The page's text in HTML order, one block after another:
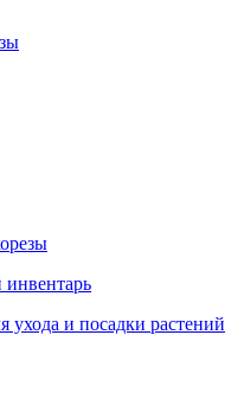
ухода и посадки растений